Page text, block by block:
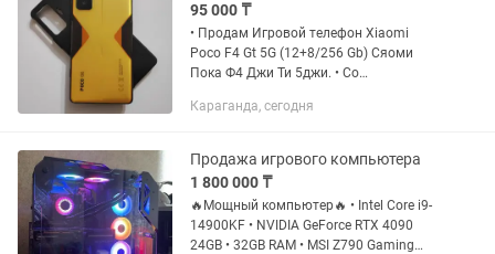
95 000 ₸
• Продам Игровой телефон Xiaomi
Poco F4 Gt 5G (12+8/256 Gb) Сяоми
Пока Ф4 Джи Ти 5джи. • Со
очень удобно подходят для игр. • Без
Караганда, сегодня
Продажа игрового компьютера
1 800 000 ₸
🔥Мощный компьютер🔥 • Intel Core i9-
14900KF • NVIDIA GeForce RTX 4090
24GB • 32GB RAM • MSI Z790 Gaming